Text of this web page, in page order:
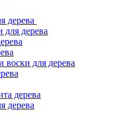
дерева
для дерева
воски для дерева
дерева
дерева